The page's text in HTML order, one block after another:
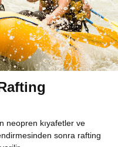
neopren kıyafetler ve
sonra rafting